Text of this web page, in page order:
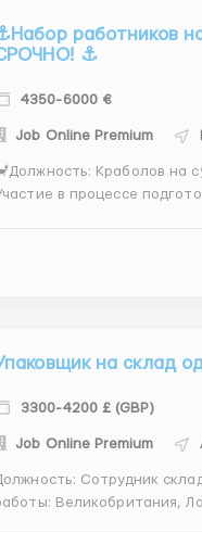
работников
⚓️
4350-6000 €
Job Online Premium
Краболов на судне
в процессе
на склад
3300-4200 £ (GBP)
Job Online Premium
Сотрудник склада
Великобритания, Лондон 📌Обязанности: